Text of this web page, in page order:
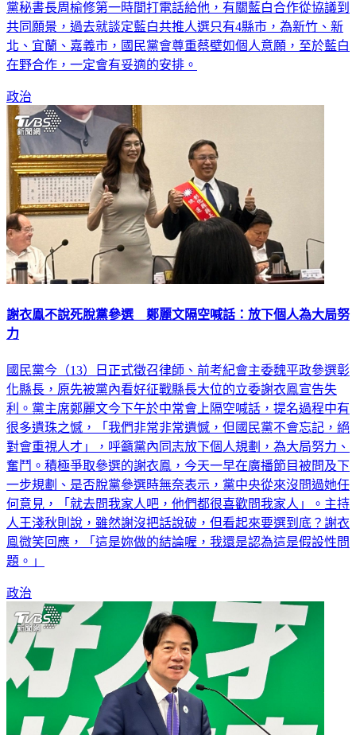
黨秘書長周榆修第一時間打電話給他，有關藍白合作從協議到
共同願景，過去就談定藍白共推人選只有4縣市，為新竹、新
北、宜蘭、嘉義市，國民黨會尊重蔡壁如個人意願，至於藍白
在野合作，一定會有妥適的安排。
政治
謝衣鳯不說死脫黨參選 鄭麗文隔空喊話：放下個人為大局努
力
國民黨今（13）日正式徵召律師、前考紀會主委魏平政參選彰
化縣長，原先被黨內看好征戰縣長大位的立委謝衣鳯宣告失
利。黨主席鄭麗文今下午於中常會上隔空喊話，提名過程中有
很多遺珠之憾，「我們非常非常遺憾，但國民黨不會忘記，絕
對會重視人才」，呼籲黨內同志放下個人規劃，為大局努力、
奮鬥。積極爭取參選的謝衣鳯，今天一早在廣播節目被問及下
一步規劃、是否脫黨參選時無奈表示，黨中央從來沒問過她任
何意見，「就去問我家人吧，他們都很喜歡問我家人」。主持
人王淺秋則說，雖然謝沒把話說破，但看起來要選到底？謝衣
鳯微笑回應，「這是妳做的結論喔，我還是認為這是假設性問
題。」
政治